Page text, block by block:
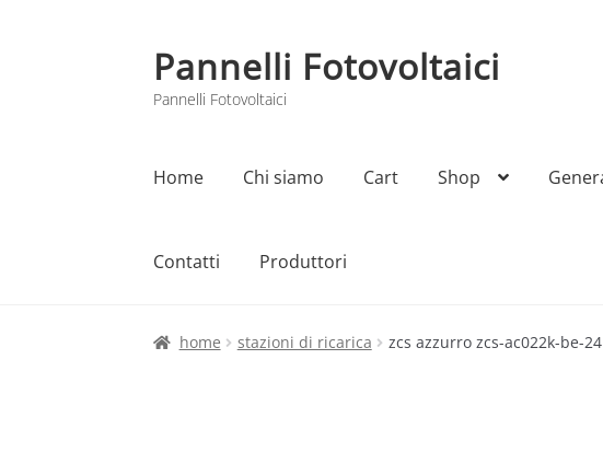
Vai
alla
navigazione
Vai
al
contenuto
Pannelli Fotovoltaici
Pannelli Fotovoltaici
Home Chi siamo Cart Shop
Contatti Produttori
Home Cart Checkout Chi siamo My account
home stazioni di ricarica zcs azzurro zcs-ac022k-be-